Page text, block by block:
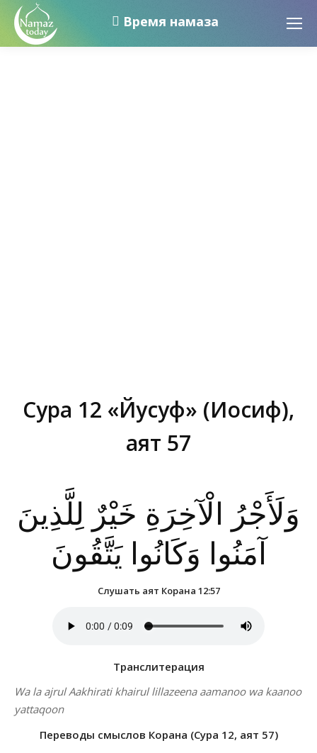
Время намаза
Сура 12 «Йусуф» (Иосиф),
аят 57
وَلَأَجْرُ الْآخِرَةِ خَيْرٌ لِلَّذِينَ
آمَنُوا وَكَانُوا يَتَّقُونَ
Слушать аят Корана 12:57
Транслитерация
Wa la ajrul Aakhirati khairul lillazeena aamanoo wa kaanoo
yattaqoon
Переводы смыслов Корана (Сура 12, аят 57)